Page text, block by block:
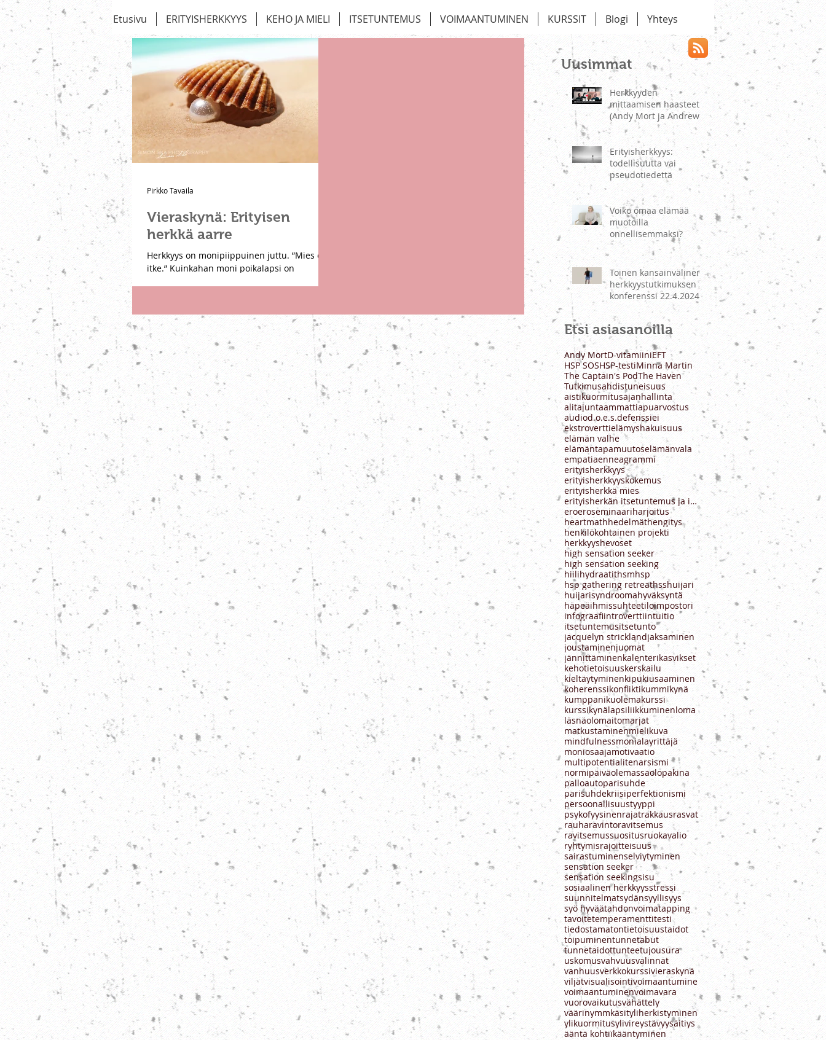
Etusivu ERITYISHERKKYYS KEHO JA MIELI ITSETUNTEMUS VOIMAANTUMINEN KURSSIT Blogi Yhteys
Vieraskynä: Erityisen
herkkä aarre
Herkkyys on monipiippuinen juttu. ”Mies ei
itke.” Kuinkahan moni poikalapsi on
Pirkko Tavaila
Uusimmat
Herkkyyden
mittaamisen haasteet
(Andy Mort ja Andrew
May)
Erityisherkkyys:
todellisuutta vai
pseudotiedettä
Voiko omaa elämää
muotoilla
onnellisemmaksi?
Toinen kansainvälinen
herkkyystutkimuksen
konferenssi 22.4.2024 -
koonti esityksistä
Etsi asiasanoilla
Andy MortD-vitamiiniEFT
HSP SOSHSP-testiMinna Martin
The Captain's PodThe Haven
Tutkimusahdistuneisuus
aistikuormitusajanhallinta
alitajuntaammattiapuarvostus
audiod.o.e.s.defenssiei
ekstroverttielämyshakuisuus
elämän valhe
elämäntapamuutoselämänvala
empatiaenneagrammi
erityisherkkyys
erityisherkkyyskokemus
erityisherkkä mies
erityisherkän itsetuntemus ja ihmissuhteet
eroeroseminaariharjoitus
heartmathhedelmäthengitys
henkilökohtainen projekti
herkkyyshevoset
high sensation seeker
high sensation seeking
hiilihydraatithsmhsp
hsp gathering retreathsshuijari
huijarisyndroomahyväksyntä
häpeäihmissuhteetiloimpostori
infograafiintroverttiintuitio
itsetuntemusitsetunto
jacquelyn stricklandjaksaminen
joustaminenjuomat
jännittäminenkalenterikasvikset
kehotietoisuuskerskailu
kieltäytyminenkipukiusaaminen
koherenssikonfliktikummikynä
kumppanikuolemakurssi
kurssikynälapsiliikkuminenloma
läsnäolomaitomarjat
matkustaminenmielikuva
mindfulnessmonialayrittäjä
moniosaajamotivaatio
multipotentialitenarsismi
normipäiväolemassaolopakina
palloautoparisuhde
parisuhdekriisiperfektionismi
persoonallisuustyyppi
psykofyysinenrajatrakkausrasvat
rauharavintoravitsemus
ravitsemussuositusruokavalio
ryhtymisrajoitteisuus
sairastuminenselviytyminen
sensation seeker
sensation seekingsisu
sosiaalinen herkkyysstressi
suunnitelmatsydänsyyllisyys
syö hyväätahdonvoimatapping
tavoitetemperamenttitesti
tiedostamatontietoisuustaidot
toipuminentunnetabut
tunnetaidottunteetujousura
uskomusvahvuusvalinnat
vanhuusverkkokurssivieraskynä
viljatvisualisointivoimaantumine
voimaantuminenvoimavara
vuorovaikutusvähättely
väärinymmkäsityliherkistyminen
ylikuormitusylivireystävyysäitiys
ääntä kohtiïkääntyminen